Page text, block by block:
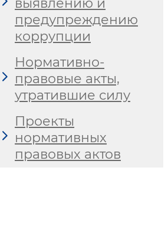
предупреждению
коррупции
Нормативно-
правовые акты,
утратившие силу
Проекты
нормативных
правовых актов